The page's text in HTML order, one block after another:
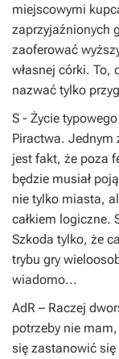
miejscowymi
zaprzyjaźnionych
zaoferować
własnej córki. To,
nazwać tylko
S - Życie
Piractwa. Jednym
jest fakt, że poza
będzie musiał
nie tylko miasta,
całkiem logiczne.
Szkoda tylko, że
trybu gry
wiadomo...
AdR – Raczej
potrzeby nie
się zastanowić